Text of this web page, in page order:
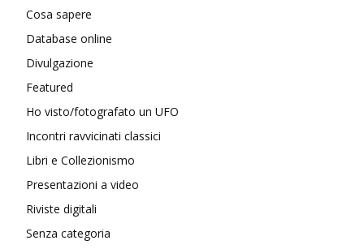
Cosa sapere
Database online
Divulgazione
Featured
Ho visto/fotografato un UFO
Incontri ravvicinati classici
Libri e Collezionismo
Presentazioni a video
Riviste digitali
Senza categoria